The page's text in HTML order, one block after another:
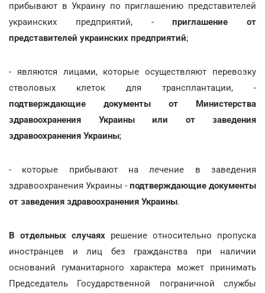
прибывают в Украину по приглашению представителей
украинских предприятий, -приглашение от
представителей украинских предприятий;
- являются лицами, которые осуществляют перевозку
стволовых клеток для трансплантации, -
подтверждающие документы от Министерства
здравоохранения Украины или от заведения
здравоохранения Украины;
- которые прибывают на лечение в заведения
здравоохранения Украины - подтверждающие документы
от заведения здравоохранения Украины.
В отдельных случаях решение относительно пропуска
иностранцев и лиц без гражданства при наличии
оснований гуманитарного характера может принимать
Председатель Государственной пограничной службы